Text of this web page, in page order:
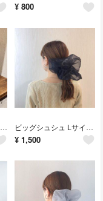
¥ 800
キルティング巾着ショルダーバッグ ビッグシュシュ Lサイズ / shiny ブラック
¥ 1,500